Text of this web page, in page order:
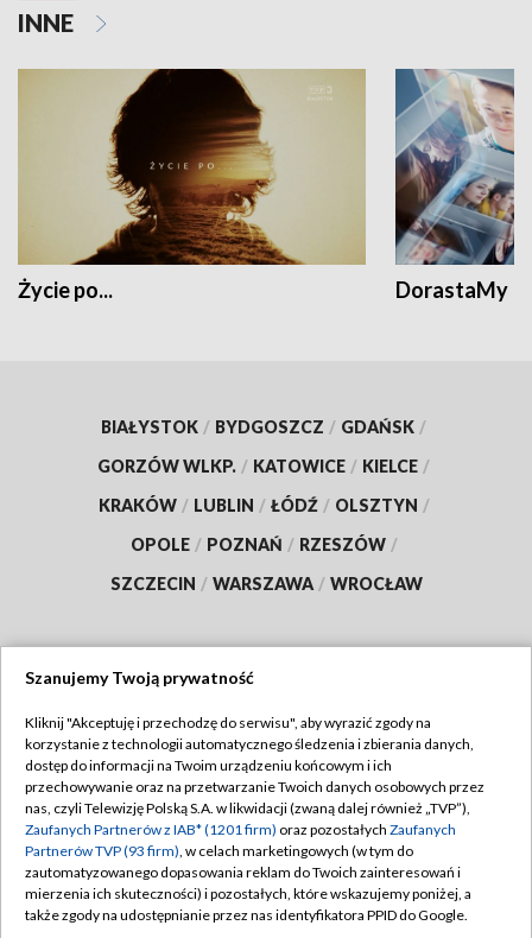
INNE
Życie po... DorastaMy
BIAŁYSTOK / BYDGOSZCZ / GDAŃSK /
GORZÓW WLKP. / KATOWICE / KIELCE /
KRAKÓW / LUBLIN / ŁÓDŹ / OLSZTYN /
OPOLE / POZNAŃ / RZESZÓW /
SZCZECIN / WARSZAWA / WROCŁAW
TVP
Abonament TVP
Emisja w TVP
Centrum informacji TVP
Naziemna Telewizja Cyfrowa
Regulamin TVP
Polityka prywatności
Moje zgody
Pomoc
Szanujemy Twoją prywatność
Kliknij "Akceptuję i przechodzę do serwisu", aby wyrazić zgody na
korzystanie z technologii automatycznego śledzenia i zbierania danych,
dostęp do informacji na Twoim urządzeniu końcowym i ich
przechowywanie oraz na przetwarzanie Twoich danych osobowych przez
nas, czyli Telewizję Polską S.A. w likwidacji (zwaną dalej również „TVP”),
Zaufanych Partnerów z IAB* (1201 firm) oraz pozostałych Zaufanych
Partnerów TVP (93 firm), w celach marketingowych (w tym do
zautomatyzowanego dopasowania reklam do Twoich zainteresowań i
mierzenia ich skuteczności) i pozostałych, które wskazujemy poniżej, a
także zgody na udostępnianie przez nas identyfikatora PPID do Google.